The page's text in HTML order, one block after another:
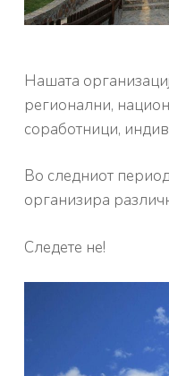
Нашата
регионални,
соработници,
Во следниот
организира
Следете не!